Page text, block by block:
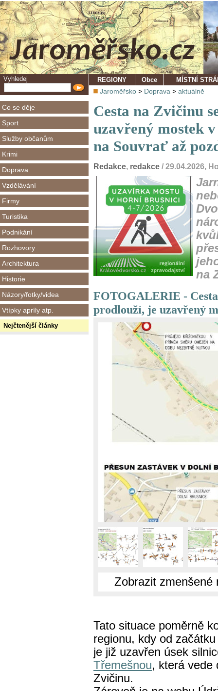
Vyhledej
Co se děje
Sport
Služby občanům
Krimi
Doprava
Vzdělávání
Firmy
Turistika
Podnikání
Rozhovory
Architektura
Historie
Názory/fotky/videa
Vtípky apríly atp.
Nejčtenější články
REGIONY Obce MÍSTNÍ
Jaroměřsko > Doprava > aktuálně
Cesta na Zvičinu
uzavřený mostek
na Souvrať až
Redakce, redakce / 29.04.2026,
na
FOTOGALERIE -
prodlouží, je uzavřený
Zobrazit zmenšené
Tato situace poměrně
regionu, kdy od
je již uzavřen úsek
Třemešnou, která vede
Zvičinu.